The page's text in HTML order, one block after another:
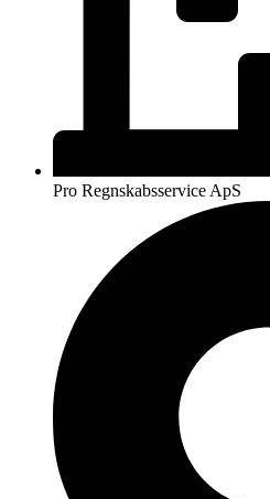
Pro Regnskabsservice ApS